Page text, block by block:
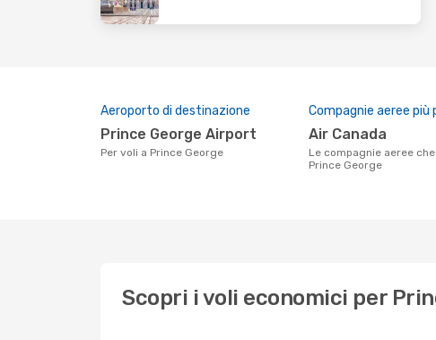
Aeroporto di destinazione
Prince George Airport
Per voli a Prince George
Compagnie aeree più
Air Canada
Le compagnie aeree che volano su
Prince George
Scopri i voli economici per